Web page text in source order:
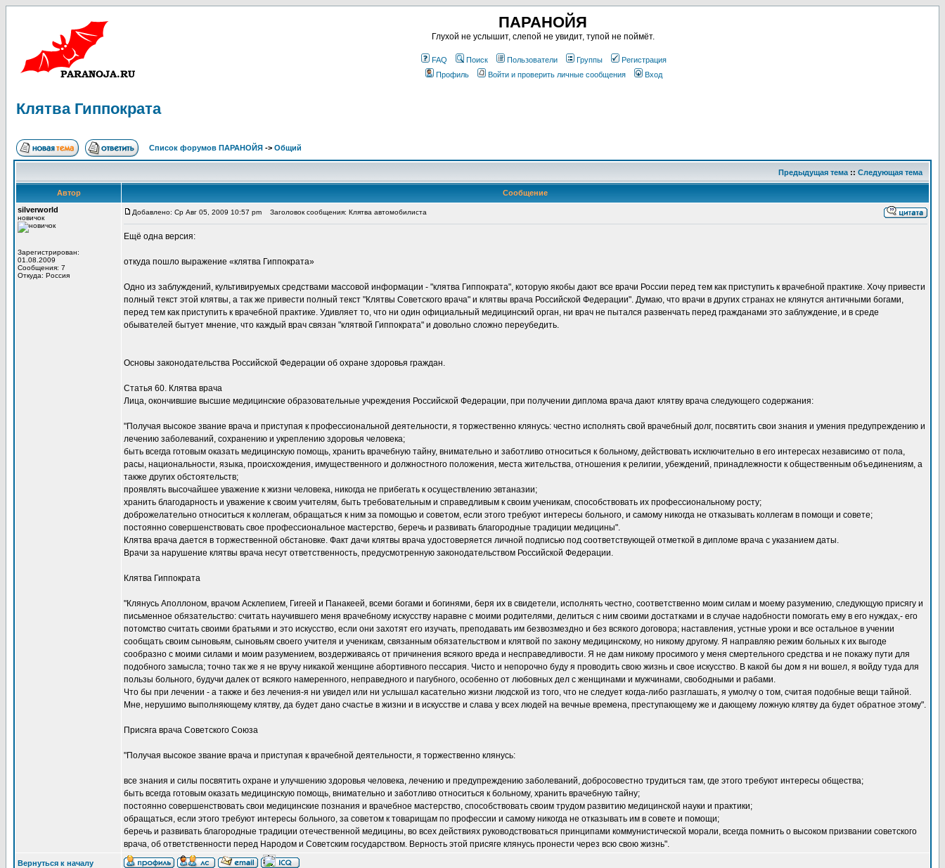
ПАРАНОЙЯ
Глухой не услышит, слепой не увидит, тупой не поймёт.
FAQ Поиск Пользователи Группы
Регистрация
Профиль
Войти и проверить личные сообщения Вход
Клятва Гиппократа
Список форумов ПАРАНОЙЯ -> Общий
Предыдущая тема :: Следующая тема
Автор
Сообщение
silverworld
новичок
Зарегистрирован:
01.08.2009
Сообщения: 7
Откуда: Россия
Добавлено: Ср Авг 05, 2009 10:57 pm Заголовок сообщения: Клятва автомобилиста
Ещё одна версия:
откуда пошло выражение «клятва Гиппократа»
Одно из заблуждений, культивируемых средствами массовой информации - "клятва Гиппократа", которую якобы дают все врачи России перед тем как приступить к врачебной практике. Хочу привести
полный текст этой клятвы, а так же привести полный текст "Клятвы Советского врача" и клятвы врача Российской Федерации". Думаю, что врачи в других странах не клянутся античными богами,
перед тем как приступить к врачебной практике. Удивляет то, что ни один официальный медицинский орган, ни врач не пытался развенчать перед гражданами это заблуждение, и в среде
обывателей бытует мнение, что каждый врач связан "клятвой Гиппократа" и довольно сложно переубедить.
Основы законодательства Российской Федерации об охране здоровья граждан.
Статья 60. Клятва врача
Лица, окончившие высшие медицинские образовательные учреждения Российской Федерации, при получении диплома врача дают клятву врача следующего содержания:
"Получая высокое звание врача и приступая к профессиональной деятельности, я торжественно клянусь: честно исполнять свой врачебный долг, посвятить свои знания и умения предупреждению и
лечению заболеваний, сохранению и укреплению здоровья человека;
быть всегда готовым оказать медицинскую помощь, хранить врачебную тайну, внимательно и заботливо относиться к больному, действовать исключительно в его интересах независимо от пола,
расы, национальности, языка, происхождения, имущественного и должностного положения, места жительства, отношения к религии, убеждений, принадлежности к общественным объединениям, а
также других обстоятельств;
проявлять высочайшее уважение к жизни человека, никогда не прибегать к осуществлению эвтаназии;
хранить благодарность и уважение к своим учителям, быть требовательным и справедливым к своим ученикам, способствовать их профессиональному росту;
доброжелательно относиться к коллегам, обращаться к ним за помощью и советом, если этого требуют интересы больного, и самому никогда не отказывать коллегам в помощи и совете;
постоянно совершенствовать свое профессиональное мастерство, беречь и развивать благородные традиции медицины".
Клятва врача дается в торжественной обстановке. Факт дачи клятвы врача удостоверяется личной подписью под соответствующей отметкой в дипломе врача с указанием даты.
Врачи за нарушение клятвы врача несут ответственность, предусмотренную законодательством Российской Федерации.
Клятва Гиппократа
"Клянусь Аполлоном, врачом Асклепием, Гигеей и Панакеей, всеми богами и богинями, беря их в свидетели, исполнять честно, соответственно моим силам и моему разумению, следующую присягу и
письменное обязательство: считать научившего меня врачебному искусству наравне с моими родителями, делиться с ним своими достатками и в случае надобности помогать ему в его нуждах,- его
потомство считать своими братьями и это искусство, если они захотят его изучать, преподавать им безвозмездно и без всякого договора; наставления, устные уроки и все остальное в учении
сообщать своим сыновьям, сыновьям своего учителя и ученикам, связанным обязательством и клятвой по закону медицинскому, но никому другому. Я направляю режим больных к их выгоде
сообразно с моими силами и моим разумением, воздерживаясь от причинения всякого вреда и несправедливости. Я не дам никому просимого у меня смертельного средства и не покажу пути для
подобного замысла; точно так же я не вручу никакой женщине абортивного пессария. Чисто и непорочно буду я проводить свою жизнь и свое искусство. В какой бы дом я ни вошел, я войду туда для
пользы больного, будучи далек от всякого намеренного, неправедного и пагубного, особенно от любовных дел с женщинами и мужчинами, свободными и рабами.
Что бы при лечении - а также и без лечения-я ни увидел или ни услышал касательно жизни людской из того, что не следует когда-либо разглашать, я умолчу о том, считая подобные вещи тайной.
Мне, нерушимо выполняющему клятву, да будет дано счастье в жизни и в искусстве и слава у всех людей на вечные времена, преступающему же и дающему ложную клятву да будет обратное этому".
Присяга врача Советского Союза
"Получая высокое звание врача и приступая к врачебной деятельности, я торжественно клянусь:
все знания и силы посвятить охране и улучшению здоровья человека, лечению и предупреждению заболеваний, добросовестно трудиться там, где этого требуют интересы общества;
быть всегда готовым оказать медицинскую помощь, внимательно и заботливо относиться к больному, хранить врачебную тайну;
постоянно совершенствовать свои медицинские познания и врачебное мастерство, способствовать своим трудом развитию медицинской науки и практики;
обращаться, если этого требуют интересы больного, за советом к товарищам по профессии и самому никогда не отказывать им в совете и помощи;
беречь и развивать благородные традиции отечественной медицины, во всех действиях руководствоваться принципами коммунистической морали, всегда помнить о высоком призвании советского
врача, об ответственности перед Народом и Советским государством. Верность этой присяге клянусь пронести через всю свою жизнь".
Вернуться к началу